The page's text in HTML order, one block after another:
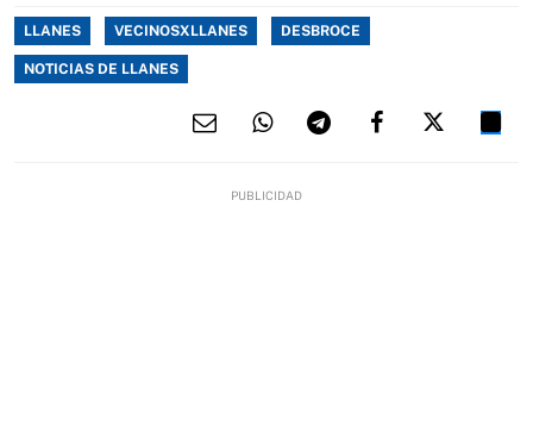
LLANES VECINOSXLLANES DESBROCE
NOTICIAS DE LLANES